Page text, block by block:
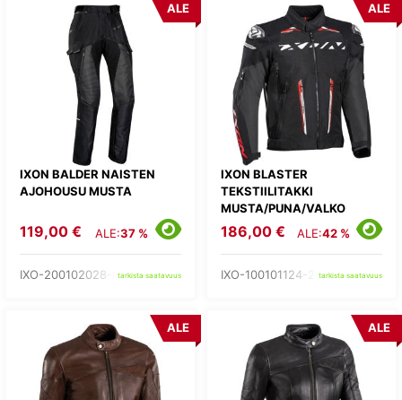
IXON BALDER NAISTEN
AJOHOUSU MUSTA
ALE
119,00 € ALE:37 %
IXO-200102028-01-tarkista saatavuus
IXON BLASTER
TEKSTIILITAKKI
MUSTA/PUNA/VALKO
ALE
186,00 € ALE:42 %
IXO-100101124-27-tarkista saatavuus
ALE ALE